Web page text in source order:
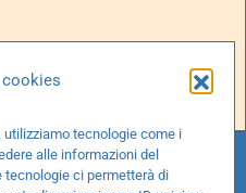
utilizziamo tecnologie come i
alle informazioni del
ci permetterà di